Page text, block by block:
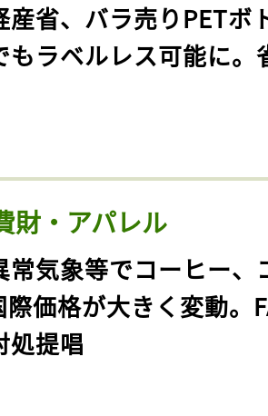
産省、バラ売りPETボ
もラベルレス可能に。
財・アパレル
常気象等でコーヒー、
際価格が大きく変動。
処提唱